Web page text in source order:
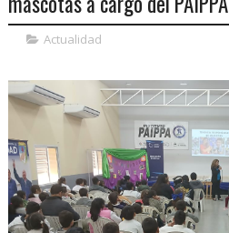
Actualidad